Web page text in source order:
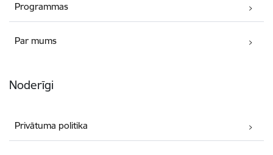
Programmas
Par mums
Noderīgi
Privātuma politika